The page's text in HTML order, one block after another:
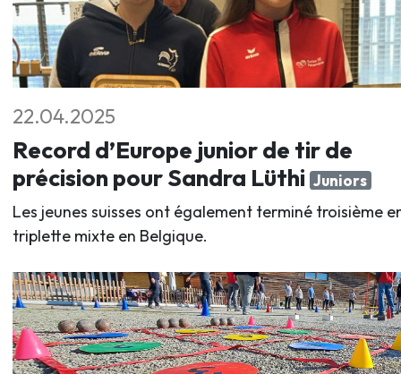
22.04.2025
Record d’Europe junior de tir de
précision pour Sandra Lüthi Juniors
Les jeunes suisses ont également terminé troisième
triplette mixte en Belgique.